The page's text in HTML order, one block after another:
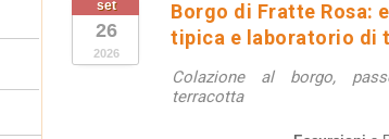
set
26
2026
Borgo di Fratte Rosa:
tipica e laboratorio di
Colazione al borgo,
terracotta